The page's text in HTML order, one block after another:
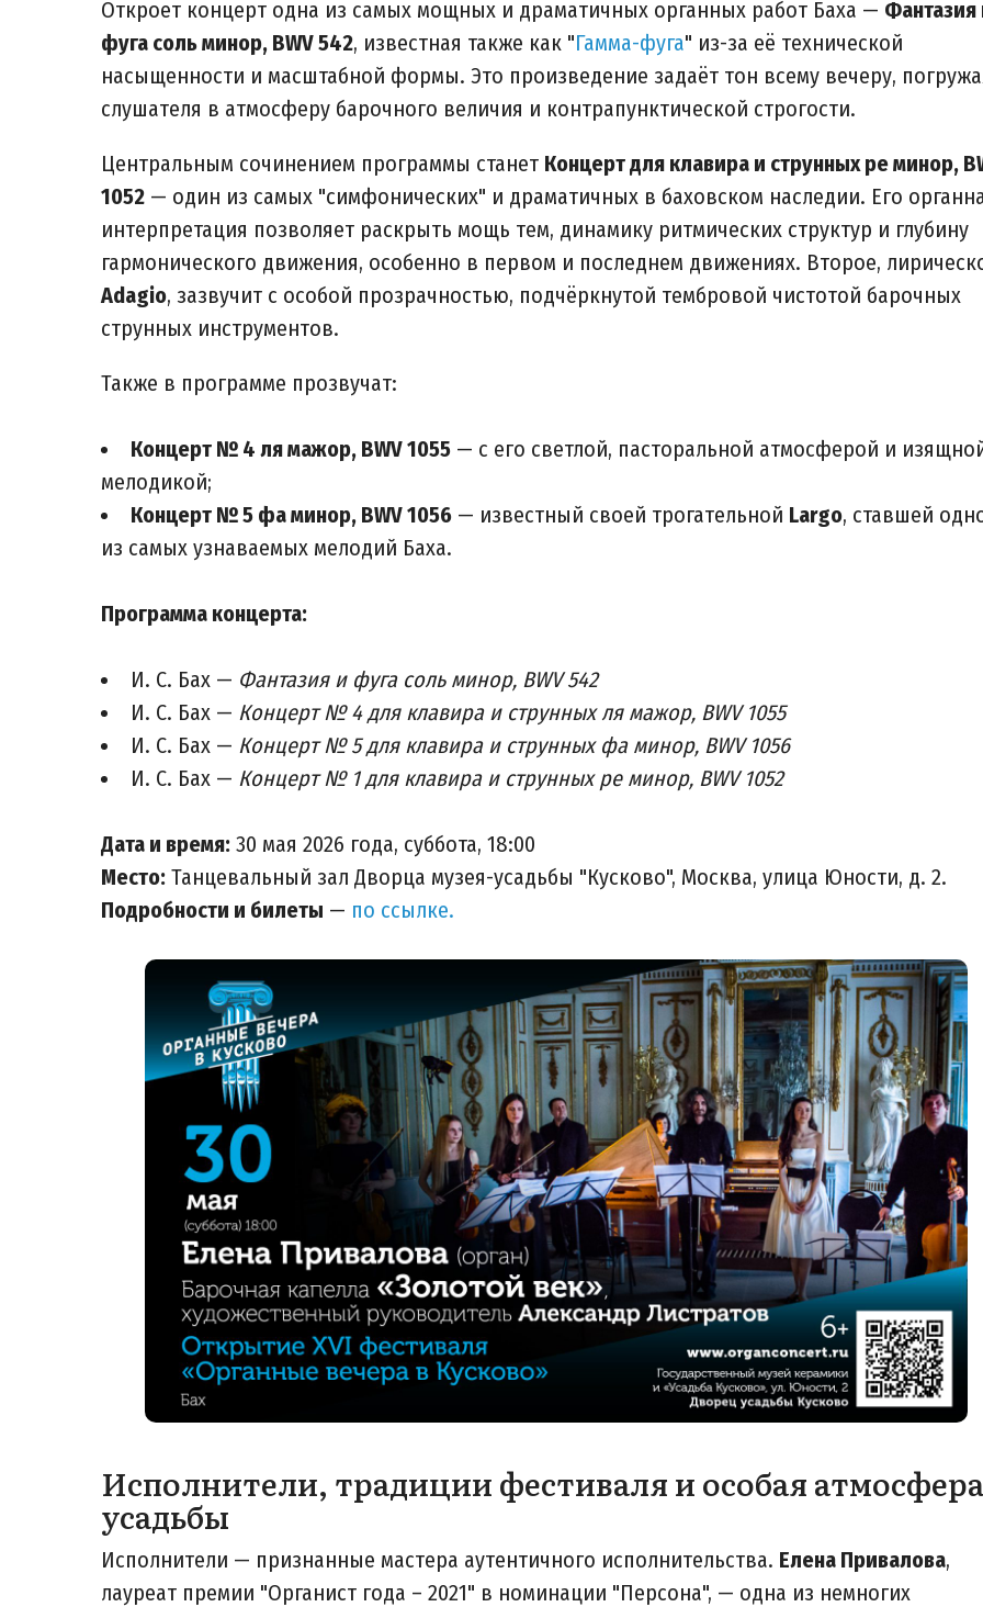
Откроет концерт одна из самых мощных и драматичных органных работ Баха — Фантазия
фуга соль минор, BWV 542, известная также как "Гамма-фуга" из-за её технической
насыщенности и масштабной формы. Это произведение задаёт тон всему вечеру,
слушателя в атмосферу барочного величия и контрапунктической строгости.
Центральным сочинением программы станет Концерт для клавира и струнных ре минор,
1052 — один из самых "симфонических" и драматичных в баховском наследии. Его
интерпретация позволяет раскрыть мощь тем, динамику ритмических структур и глубину
гармонического движения, особенно в первом и последнем движениях. Второе,
Adagio, зазвучит с особой прозрачностью, подчёркнутой тембровой чистотой барочных
струнных инструментов.
Также в программе прозвучат:
Концерт № 4 ля мажор, BWV 1055 — с его светлой, пасторальной атмосферой и
мелодикой;
Концерт № 5 фа минор, BWV 1056 — известный своей трогательной Largo, ставшей
из самых узнаваемых мелодий Баха.
Программа концерта:
И. С. Бах — Фантазия и фуга соль минор, BWV 542
И. С. Бах — Концерт № 4 для клавира и струнных ля мажор, BWV 1055
И. С. Бах — Концерт № 5 для клавира и струнных фа минор, BWV 1056
И. С. Бах — Концерт № 1 для клавира и струнных ре минор, BWV 1052
Дата и время: 30 мая 2026 года, суббота, 18:00
Место: Танцевальный зал Дворца музея-усадьбы "Кусково", Москва, улица Юности, д. 2.
Подробности и билеты — по ссылке.
Исполнители, традиции фестиваля и особая атмосфера
усадьбы
Исполнители — признанные мастера аутентичного исполнительства. Елена Привалова,
лауреат премии "Органист года – 2021" в номинации "Персона", — одна из немногих